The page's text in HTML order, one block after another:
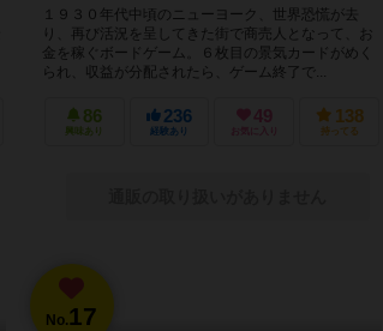
１９３０年代中頃のニューヨーク、世界恐慌が去
り、再び活況を呈してきた街で商売人となって、お
金を稼ぐボードゲーム。６枚目の景気カードがめく
られ、収益が分配されたら、ゲーム終了で...
86
興味あり
236
経験あり
49
お気に入り
138
持ってる
No.17